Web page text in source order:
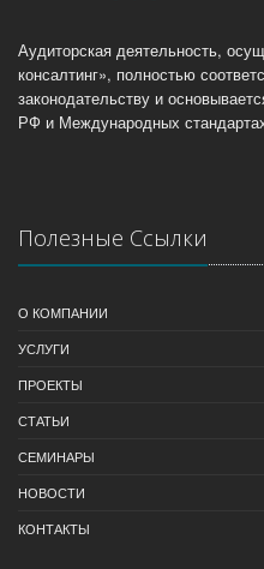
Аудиторская деятельность,
консалтинг», полностью
законодательству и
РФ и Международных
Полезные Ссылки
О КОМПАНИИ
УСЛУГИ
ПРОЕКТЫ
СТАТЬИ
СЕМИНАРЫ
НОВОСТИ
КОНТАКТЫ